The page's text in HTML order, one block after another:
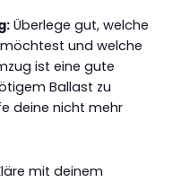
Überlege gut, welche
und welche
ist eine gute
Ballast zu
deine nicht mehr
mit deinem